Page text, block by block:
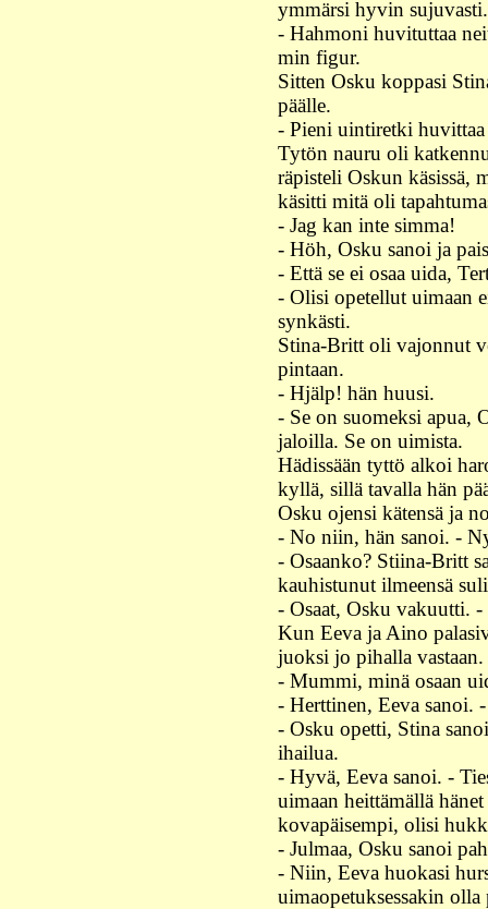
ymmärsi hyvin sujuvasti.
- Hahmoni huvituttaa
min figur.
Sitten Osku koppasi
päälle.
- Pieni uintiretki
Tytön nauru oli
räpisteli Oskun käsissä,
käsitti mitä oli
- Jag kan inte simma!
- Höh, Osku sanoi ja
- Että se ei osaa uida,
- Olisi opetellut uimaan
synkästi.
Stina-Britt oli vajonnut
pintaan.
- Hjälp! hän huusi.
- Se on suomeksi apua,
jaloilla. Se on uimista.
Hädissään tyttö alkoi
kyllä, sillä tavalla hän
Osku ojensi kätensä ja
- No niin, hän sanoi. -
- Osaanko? Stiina-Britt
kauhistunut ilmeensä
- Osaat, Osku vakuutti. -
Kun Eeva ja Aino
juoksi jo pihalla vastaan.
- Mummi, minä osaan
- Herttinen, Eeva sanoi.
- Osku opetti, Stina
ihailua.
- Hyvä, Eeva sanoi. -
uimaan heittämällä
kovapäisempi, olisi
- Julmaa, Osku sanoi
- Niin, Eeva huokasi
uimaopetuksessakin olla